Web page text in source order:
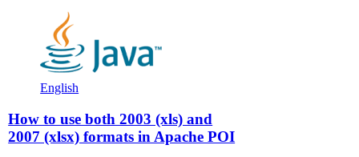
English
How to use both 2003 (xls) and
2007 (xlsx) formats in Apache POI